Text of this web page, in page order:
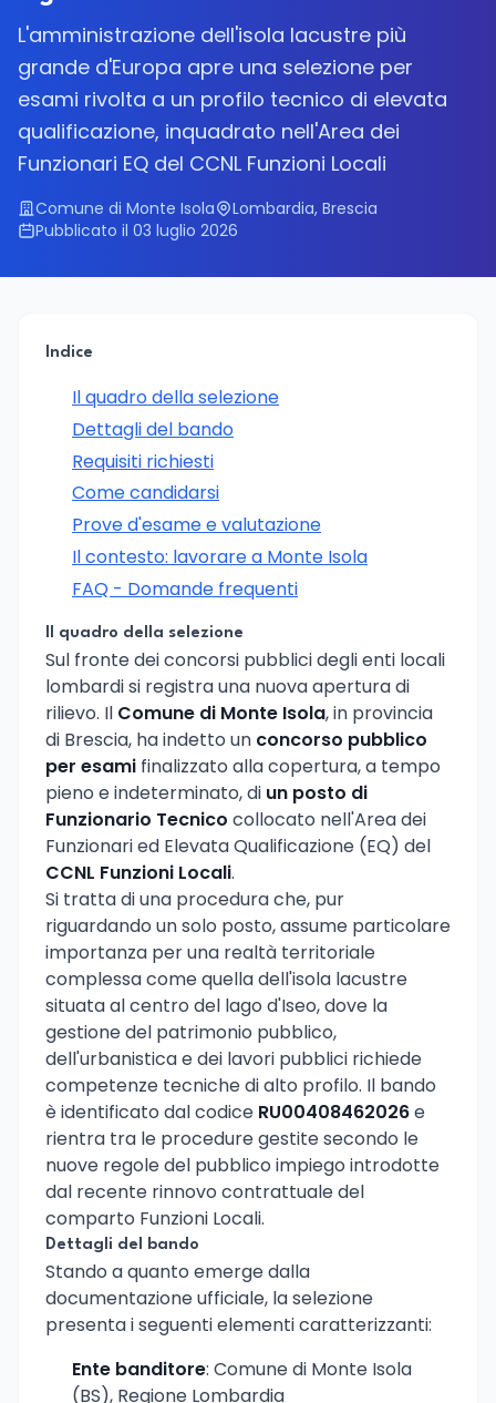
L'amministrazione dell'isola lacustre più
grande d'Europa apre una selezione per
esami rivolta a un profilo tecnico di elevata
qualificazione, inquadrato nell'Area dei
Funzionari EQ del CCNL Funzioni Locali
Comune di Monte Isola
Lombardia, Brescia
Pubblicato il 03 luglio 2026
Indice
Il quadro della selezione
Dettagli del bando
Requisiti richiesti
Come candidarsi
Prove d'esame e valutazione
Il contesto: lavorare a Monte Isola
FAQ - Domande frequenti
Il quadro della selezione
Sul fronte dei concorsi pubblici degli enti locali
lombardi si registra una nuova apertura di
rilievo. Il Comune di Monte Isola, in provincia
di Brescia, ha indetto un concorso pubblico
per esami finalizzato alla copertura, a tempo
pieno e indeterminato, di un posto di
Funzionario Tecnico collocato nell'Area dei
Funzionari ed Elevata Qualificazione (EQ) del
CCNL Funzioni Locali.
Si tratta di una procedura che, pur
riguardando un solo posto, assume particolare
importanza per una realtà territoriale
complessa come quella dell'isola lacustre
situata al centro del lago d'Iseo, dove la
gestione del patrimonio pubblico,
dell'urbanistica e dei lavori pubblici richiede
competenze tecniche di alto profilo. Il bando
è identificato dal codice RU00408462026e
rientra tra le procedure gestite secondo le
nuove regole del pubblico impiego introdotte
dal recente rinnovo contrattuale del
comparto Funzioni Locali.
Dettagli del bando
Stando a quanto emerge dalla
documentazione ufficiale, la selezione
presenta i seguenti elementi caratterizzanti:
Ente banditore: Comune di Monte Isola
(BS), Regione Lombardia